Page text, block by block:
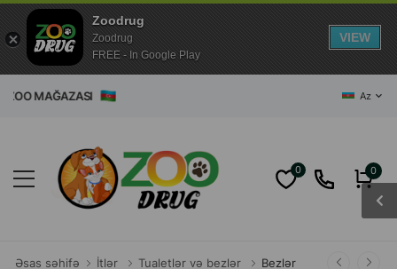
ZOO MAĞAZASI Az
0 0
Əsas səhifə İtlər Tualetlər və bezlər Bezlər
Zoodrug
Zoodrug
FREE - In Google Play
VIEW